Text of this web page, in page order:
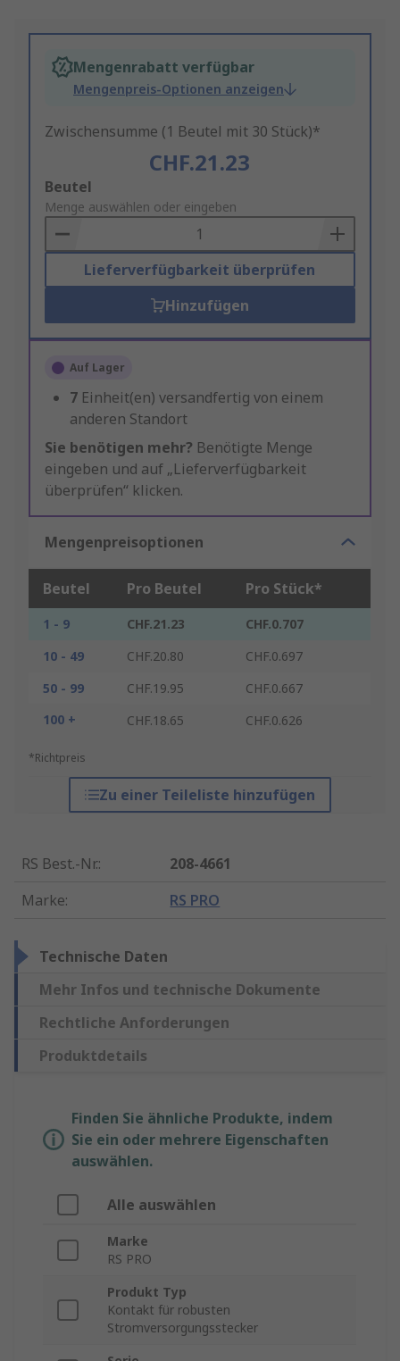
Mengenrabatt verfügbar
Mengenpreis-Optionen anzeigen
Zwischensumme (1 Beutel mit 30 Stück)*
CHF.21.23
Add
to
Basket
Beutel
Menge auswählen oder eingeben
Lieferverfügbarkeit überprüfen
Hinzufügen
Auf Lager
7 Einheit(en) versandfertig von einem
anderen Standort
Sie benötigen mehr? Benötigte Menge
eingeben und auf „Lieferverfügbarkeit
überprüfen“ klicken.
Mengenpreisoptionen
Beutel Pro Beutel Pro Stück*
1 - 9 CHF.21.23
CHF.0.707
10 - 49
CHF.20.80
CHF.0.697
50 - 99
CHF.19.95
CHF.0.667
100 +
CHF.18.65 CHF.0.626
*Richtpreis
Zu einer Teileliste hinzufügen
RS Best.-Nr.:
208-4661
Marke: RS PRO
Technische Daten
Mehr Infos und technische Dokumente
Rechtliche Anforderungen
Produktdetails
Finden Sie ähnliche Produkte, indem
Sie ein oder mehrere Eigenschaften
auswählen.
Alle auswählen
Marke
RS PRO
Produkt Typ
Kontakt für robusten
Stromversorgungsstecker